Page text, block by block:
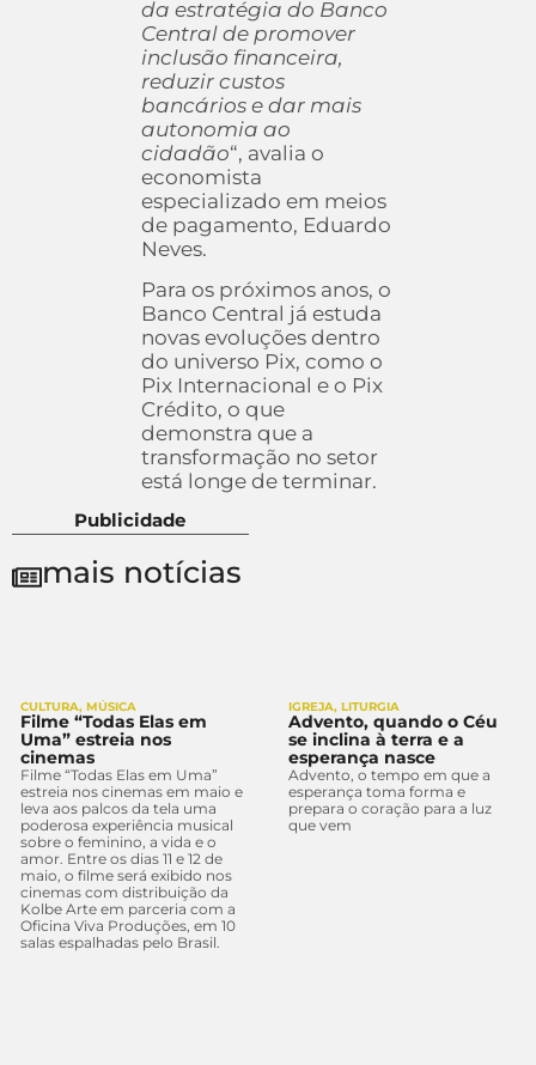
da estratégia do Banco
Central de promover
inclusão financeira,
reduzir custos
bancários e dar mais
autonomia ao
cidadão“, avalia o
economista
especializado em meios
de pagamento, Eduardo
Neves.
Para os próximos anos, o
Banco Central já estuda
novas evoluções dentro
do universo Pix, como o
Pix Internacional e o Pix
Crédito, o que
demonstra que a
transformação no setor
está longe de terminar.
Publicidade
mais notícias
CULTURA, MÚSICA
Filme “Todas Elas em
Uma” estreia nos
cinemas
Filme “Todas Elas em Uma”
estreia nos cinemas em maio e
leva aos palcos da tela uma
poderosa experiência musical
sobre o feminino, a vida e o
amor. Entre os dias 11 e 12 de
maio, o filme será exibido nos
cinemas com distribuição da
Kolbe Arte em parceria com a
Oficina Viva Produções, em 10
salas espalhadas pelo Brasil.
IGREJA, LITURGIA
Advento, quando o Céu
se inclina à terra e a
esperança nasce
Advento, o tempo em que a
esperança toma forma e
prepara o coração para a luz
que vem